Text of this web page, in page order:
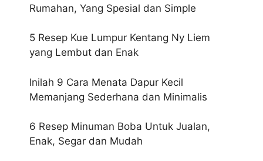
Rumahan, Yang Spesial dan Simple
5 Resep Kue Lumpur Kentang Ny Liem
yang Lembut dan Enak
Inilah 9 Cara Menata Dapur Kecil
Memanjang Sederhana dan Minimalis
6 Resep Minuman Boba Untuk Jualan,
Enak, Segar dan Mudah